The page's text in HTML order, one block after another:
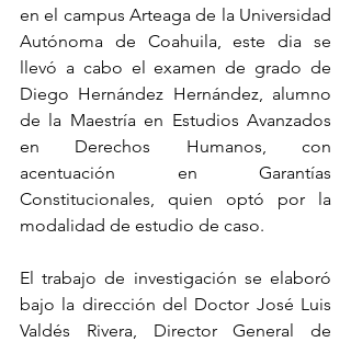
en el campus Arteaga de la Universidad
Autónoma de Coahuila, este dia se
llevó a cabo el examen de grado de
Diego Hernández Hernández, alumno
de la Maestría en Estudios Avanzados
en Derechos Humanos, con
acentuación en Garantías
Constitucionales, quien optó por la
modalidad de estudio de caso.
El trabajo de investigación se elaboró
bajo la dirección del Doctor José Luis
Valdés Rivera, Director General de